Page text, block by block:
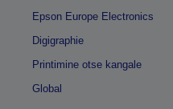
Epson Europe Electronics
Digigraphie
Printimine otse kangale
Global